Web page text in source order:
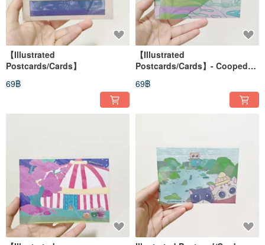
【Illustrated
Postcards/Cards】
69฿
【Illustrated
Postcards/Cards】- Cooped
69฿